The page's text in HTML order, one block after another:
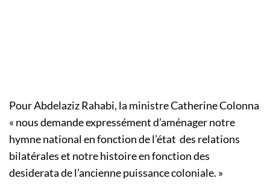
Pour Abdelaziz Rahabi, la ministre Catherine Colonna
« nous demande expressément d’aménager notre
hymne national en fonction de l’état des relations
bilatérales et notre histoire en fonction des
desiderata de l’ancienne puissance coloniale. »